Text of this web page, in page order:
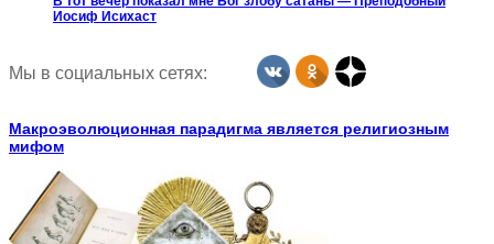
Иосиф Исихаст
Мы в социальных сетях:
Макроэволюционная парадигма является религиозным
мифом